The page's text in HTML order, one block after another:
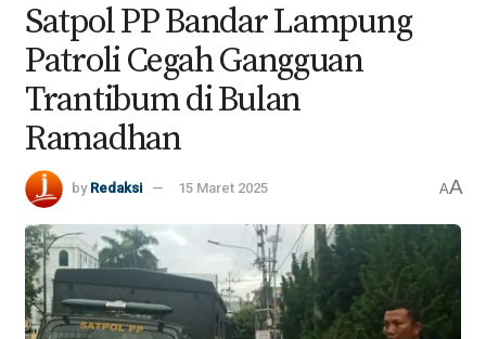
Satpol PP Bandar Lampung
Patroli Cegah Gangguan
Trantibum di Bulan
Ramadhan
by Redaksi 15 Maret 2025 AA